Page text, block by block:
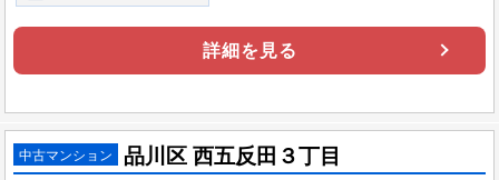
詳細を見る
中古マンション 品川区 西五反田３丁目